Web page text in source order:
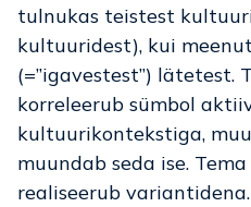
tulnukas teistest
kultuuridest), kui
(=”igavestest”) lätetest.
korreleerub sümbol
kultuurikontekstiga,
muundab seda ise.
realiseerub